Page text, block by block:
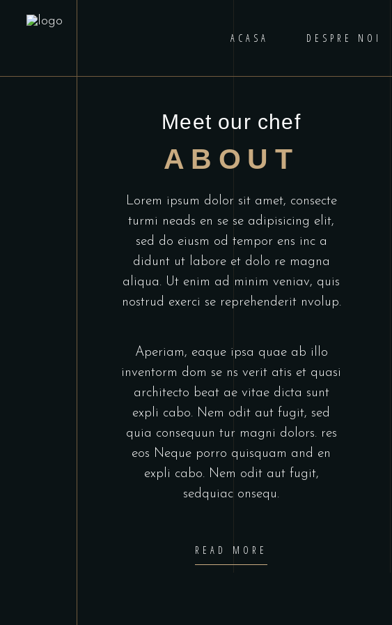
ACASA DESPRE NOI
Meet our chef
ABOUT
Lorem ipsum dolor sit amet, consecte
turmi neads en se se adipisicing elit,
sed do eiusm od tempor ens inc a
didunt ut labore et dolo re magna
aliqua. Ut enim ad minim veniav, quis
nostrud exerci se reprehenderit nvolup.
Aperiam, eaque ipsa quae ab illo
inventorm dom se ns verit atis et quasi
architecto beat ae vitae dicta sunt
expli cabo. Nem odit aut fugit, sed
quia consequun tur magni dolors. res
eos Neque porro quisquam and en
expli cabo. Nem odit aut fugit,
sedquiac onsequ.
READ MORE